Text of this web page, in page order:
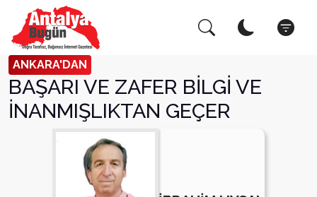
ANKARA'DAN
BAŞARI VE ZAFER BİLGİ VE
İNANMIŞLIKTAN GEÇER
Arama Yap! Kapat